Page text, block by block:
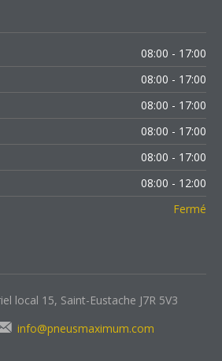
08:00 - 17:00
08:00 - 17:00
08:00 - 17:00
08:00 - 17:00
08:00 - 17:00
08:00 - 12:00
Fermé
local 15, Saint-Eustache J7R 5V3
info@pneusmaximum.com